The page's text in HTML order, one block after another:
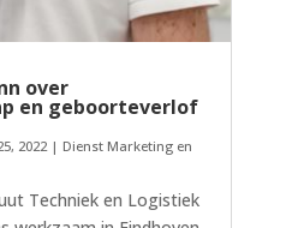
over
en geboorteverlof
2022| Dienst Marketing en
Techniek en Logistiek